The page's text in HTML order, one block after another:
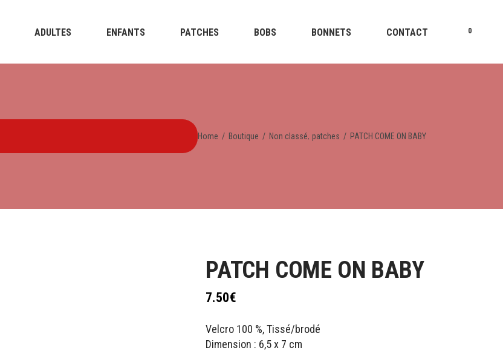
ADULTES ENFANTS PATCHES BOBS BONNETS CONTACT 0
Home / Boutique / Non classé patches / PATCH COME ON BABY
PATCH COME ON BABY
7.50€
Velcro 100 %, Tissé/brodé
Dimension : 6,5 x 7 cm